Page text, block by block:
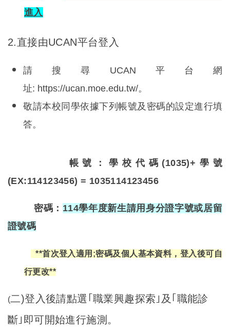
進入
2.直接由UCAN平台登入
請搜尋UCAN平台網
址: https://ucan.moe.edu.tw/。
敬請本校同學依據下列帳號及密碼的設定進行填
答。
帳號：學校代碼(1035)+學號
(EX:114123456) = 1035114123456
密碼： 114學年度新生請用身分證字號或居留
證號碼
**首次登入適用;密碼及個人基本資料，登入後可自
行更改**
(二)登入後請點選｢職業興趣探索｣及｢職能診
斷｣即可開始進行施測。